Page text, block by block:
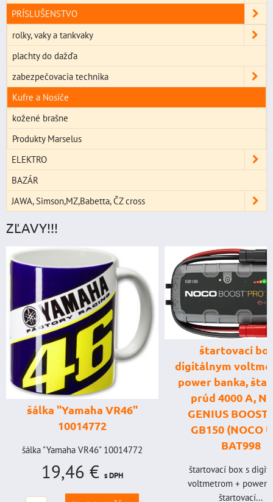
PRÍSLUŠENSTVO
rolky, vaky a tankvaky
plachty do dažďa
zabezpečovacia technika
Kufre a Nosiče
kožené brašne
Produkty Marselus
ELEKTRO
BAZÁR
JAWA, Simson,MZ,Babetta, ČZ cross
ZĽAVY!!!
šálka "Yamaha VR46"
10014772
šálka "Yamaha VR46" 10014772
19,46 € s DPH
štartovací
digitálnym
power banka,
prúd 4000 A,
GENIUS BOOST
GB150 (NOCO
BAT998
štartovací box s
voltmetrom + power
štartovací...